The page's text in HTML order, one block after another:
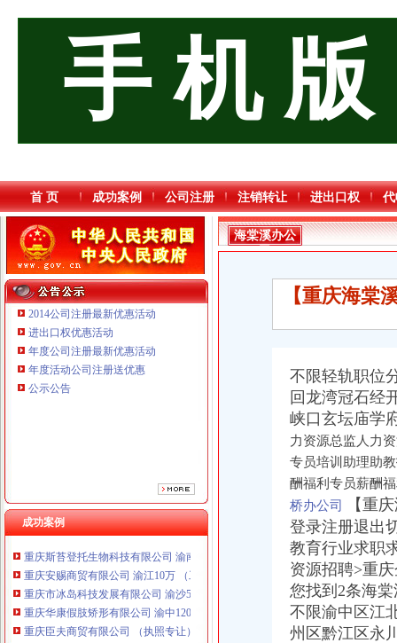
手 机 版
首 页 成功案例 公司注册 注销转让 进出口权
2014公司注册最新优惠活动
进出口权优惠活动
年度公司注册最新优惠活动
年度活动公司注册送优惠
公示公告
成功案例
重庆奎颜尼商贸有限公司 渝中100万 （工商注册）
重庆欧氏科技发展有限公司 渝九50万 （进出口权）
重庆金品科技有限公司 渝南100万 （进出口权）
重庆安赐商贸有限公司 渝江10万 （工商注册）
重庆市冰岛科技发展有限公司 渝沙50万 （进出口权）
重庆华康假肢矫形有限公司 渝中120万 （增资）
重庆臣夫商贸有限公司 （执照专让）
重庆信同广告有限公司 渝沙50万 （工商注册）
海棠溪办公
司
【重庆海棠
不限轻轨职位
回龙湾冠石经
峡口玄坛庙学
力资源总监人力
专员培训助理助
酬福利专员薪酬
桥办公司
【重
登录注册退出
教育行业求职
资源招聘>重
您找到2条海
不限渝中区江
州区黔江区永